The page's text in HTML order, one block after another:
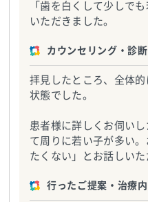
「歯を白くして少しで
いただきました。
カウンセリング・診
拝見したところ、全体
状態でした。
患者様に詳しくお伺い
て周りに若い子が多い
たくない」とお話しいた
行ったご提案・治療